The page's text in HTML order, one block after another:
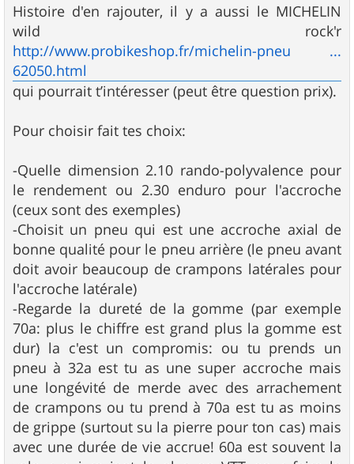
s
s
a
g
e
Histoire d'en rajouter, il y a aussi le MICHELIN
wild rock'r
http://www.probikeshop.fr/michelin-pneu ...
62050.html
qui pourrait t’intéresser (peut être question prix).
Pour choisir fait tes choix:
-Quelle dimension 2.10 rando-polyvalence pour
le rendement ou 2.30 enduro pour l'accroche
(ceux sont des exemples)
-Choisit un pneu qui est une accroche axial de
bonne qualité pour le pneu arrière (le pneu avant
doit avoir beaucoup de crampons latérales pour
l'accroche latérale)
-Regarde la dureté de la gomme (par exemple
70a: plus le chiffre est grand plus la gomme est
dur) la c'est un compromis: ou tu prends un
pneu à 32a est tu as une super accroche mais
une longévité de merde avec des arrachement
de crampons ou tu prend à 70a est tu as moins
de grippe (surtout su la pierre pour ton cas) mais
avec une durée de vie accrue! 60a est souvent la